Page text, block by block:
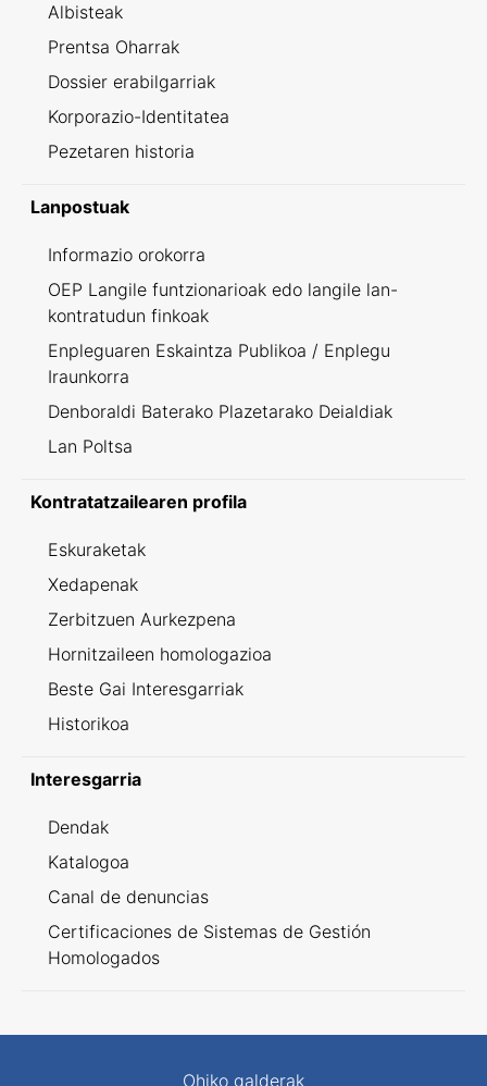
Albisteak
Prentsa Oharrak
Dossier erabilgarriak
Korporazio-Identitatea
Pezetaren historia
Lanpostuak
Informazio orokorra
OEP Langile funtzionarioak edo langile lan-
kontratudun finkoak
Enpleguaren Eskaintza Publikoa / Enplegu
Iraunkorra
Denboraldi Baterako Plazetarako Deialdiak
Lan Poltsa
Kontratatzailearen profila
Eskuraketak
Xedapenak
Zerbitzuen Aurkezpena
Hornitzaileen homologazioa
Beste Gai Interesgarriak
Historikoa
Interesgarria
Dendak
Katalogoa
Canal de denuncias
Certificaciones de Sistemas de Gestión
Homologados
Ohiko galderak